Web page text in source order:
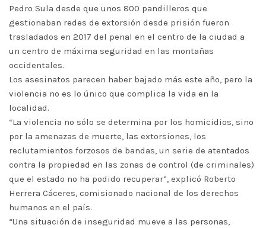
Pedro Sula desde que unos 800 pandilleros que
gestionaban redes de extorsión desde prisión fueron
trasladados en 2017 del penal en el centro de la ciudad a
un centro de máxima seguridad en las montañas
occidentales.
Los asesinatos parecen haber bajado más este año, pero la
violencia no es lo único que complica la vida en la
localidad.
“La violencia no sólo se determina por los homicidios, sino
por la amenazas de muerte, las extorsiones, los
reclutamientos forzosos de bandas, un serie de atentados
contra la propiedad en las zonas de control (de criminales)
que el estado no ha podido recuperar”, explicó Roberto
Herrera Cáceres, comisionado nacional de los derechos
humanos en el país.
“Una situación de inseguridad mueve a las personas,